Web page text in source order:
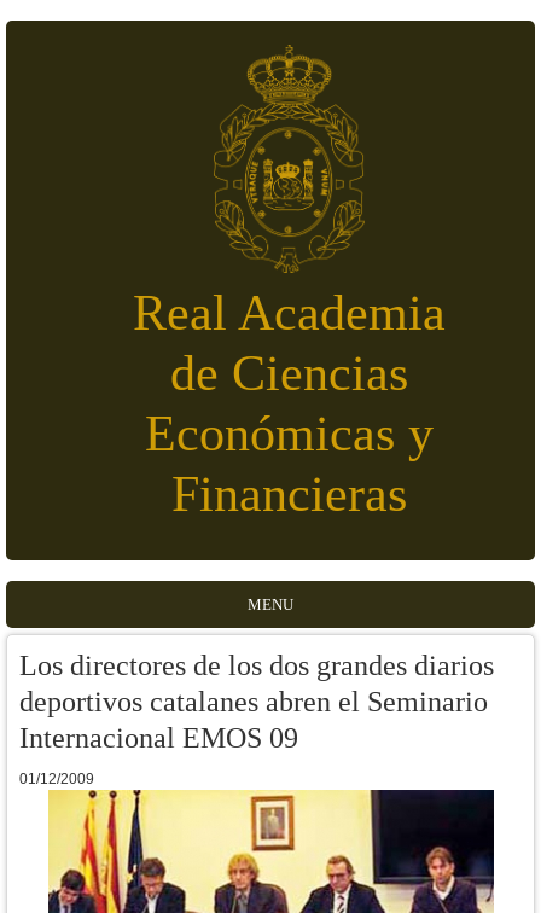
Real Academia
de Ciencias
Económicas y
Financieras
MENU
Los directores de los dos grandes diarios
deportivos catalanes abren el Seminario
Internacional EMOS 09
01/12/2009